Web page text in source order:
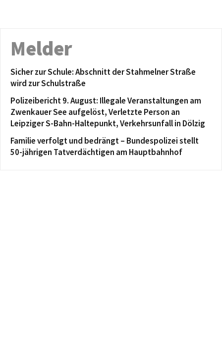
Melder
Sicher zur Schule: Abschnitt der Stahmelner Straße
wird zur Schulstraße
Polizeibericht 9. August: Illegale Veranstaltungen am
Zwenkauer See aufgelöst, Verletzte Person an
Leipziger S-Bahn-Haltepunkt, Verkehrsunfall in Dölzig
Familie verfolgt und bedrängt – Bundespolizei stellt
50-jährigen Tatverdächtigen am Hauptbahnhof